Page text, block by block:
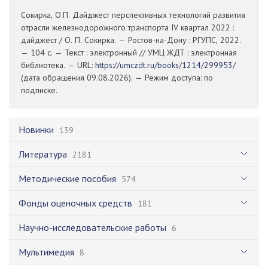
Новинки 139
Литература 2181
Методические пособия 574
Фонды оценочных средств 181
Научно-исследовательские работы 6
Мультимедия 8
Сокирка, О.П. Дайджест перспективных технологий развития
отрасли железнодорожного транспорта IV квартал 2022 :
дайджест / О. П. Сокирка. — Ростов-на-Дону : РГУПС, 2022.
— 104 с. — Текст : электронный // УМЦ ЖДТ : электронная
библиотека. — URL: https://umczdt.ru/books/1214/299953/
(дата обращения 09.08.2026). — Режим доступа: по
подписке.